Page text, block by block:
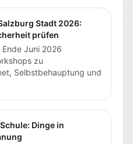
Stadt 2026:
prüfen
Juni 2026
zu
Selbstbehauptung und
Dinge in